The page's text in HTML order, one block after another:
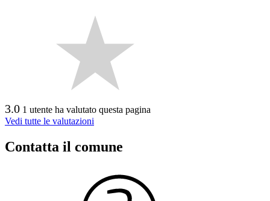
3.0 1 utente ha valutato questa pagina
Vedi tutte le valutazioni
Contatta il comune